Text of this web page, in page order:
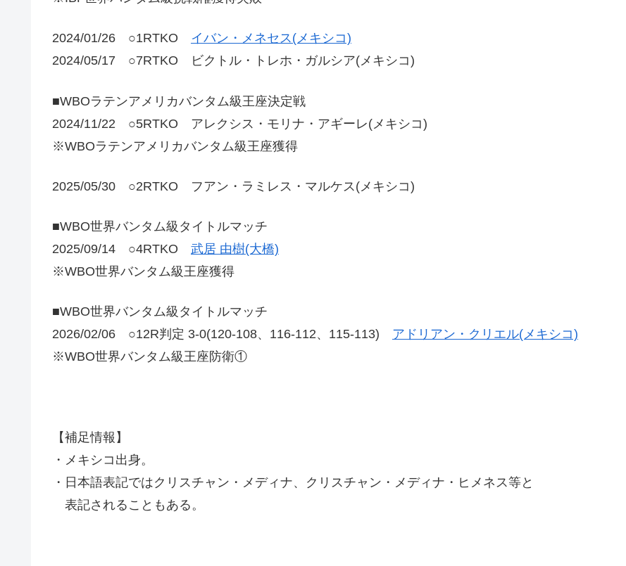
2024/01/26 ○1RTKO イバン・メネセス(メキシコ)
2024/05/17 ○7RTKO ビクトル・トレホ・ガルシア(メキシコ)
■WBOラテンアメリカバンタム級王座決定戦
2024/11/22 ○5RTKO アレクシス・モリナ・アギーレ(メキシコ)
※WBOラテンアメリカバンタム級王座獲得
2025/05/30 ○2RTKO フアン・ラミレス・マルケス(メキシコ)
■WBO世界バンタム級タイトルマッチ
2025/09/14 ○4RTKO 武居 由樹(大橋)
※WBO世界バンタム級王座獲得
■WBO世界バンタム級タイトルマッチ
2026/02/06 ○12R判定 3-0(120-108、116-112、115-113) アドリアン・クリエル(メキシコ)
※WBO世界バンタム級王座防衛①
【補足情報】
・メキシコ出身。
・日本語表記ではクリスチャン・メディナ、クリスチャン・メディナ・ヒメネス等と
表記されることもある。